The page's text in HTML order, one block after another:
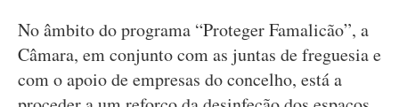
No âmbito do programa “Proteger Famalicão”, a
Câmara, em conjunto com as juntas de freguesia e
com o apoio de empresas do concelho, está a